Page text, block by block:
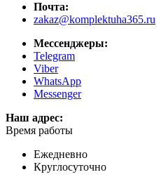
Почта:
zakaz@komplektuha365.ru
Мессенджеры:
Telegram
Viber
WhatsApp
Messenger
Наш адрес:
Время работы
Ежедневно
Круглосуточно